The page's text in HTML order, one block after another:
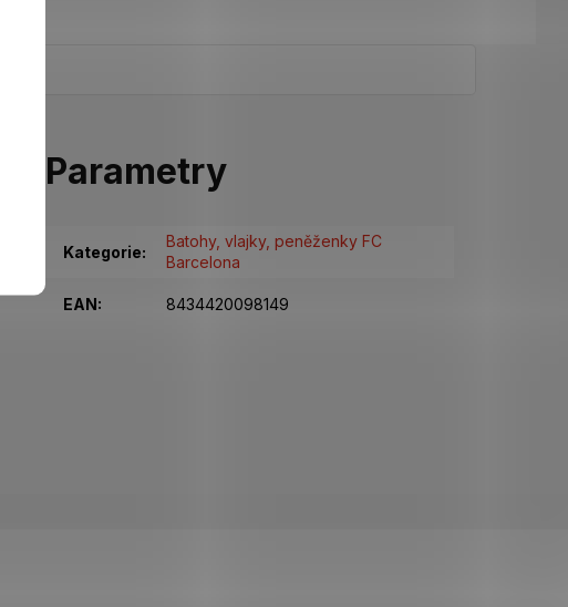
Parametry
Kategorie:
Batohy, vlajky, peněženky FC
Barcelona
EAN : 8434420098149